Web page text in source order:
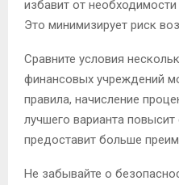
избавит от
Это минимизирует риск
Сравните условия
финансовых учреждений
правила, начисление
лучшего варианта
предоставит больше
Не забывайте о